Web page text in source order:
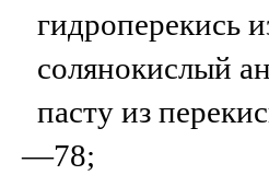
гидроперекись
солянокислый
пасту из
—78;